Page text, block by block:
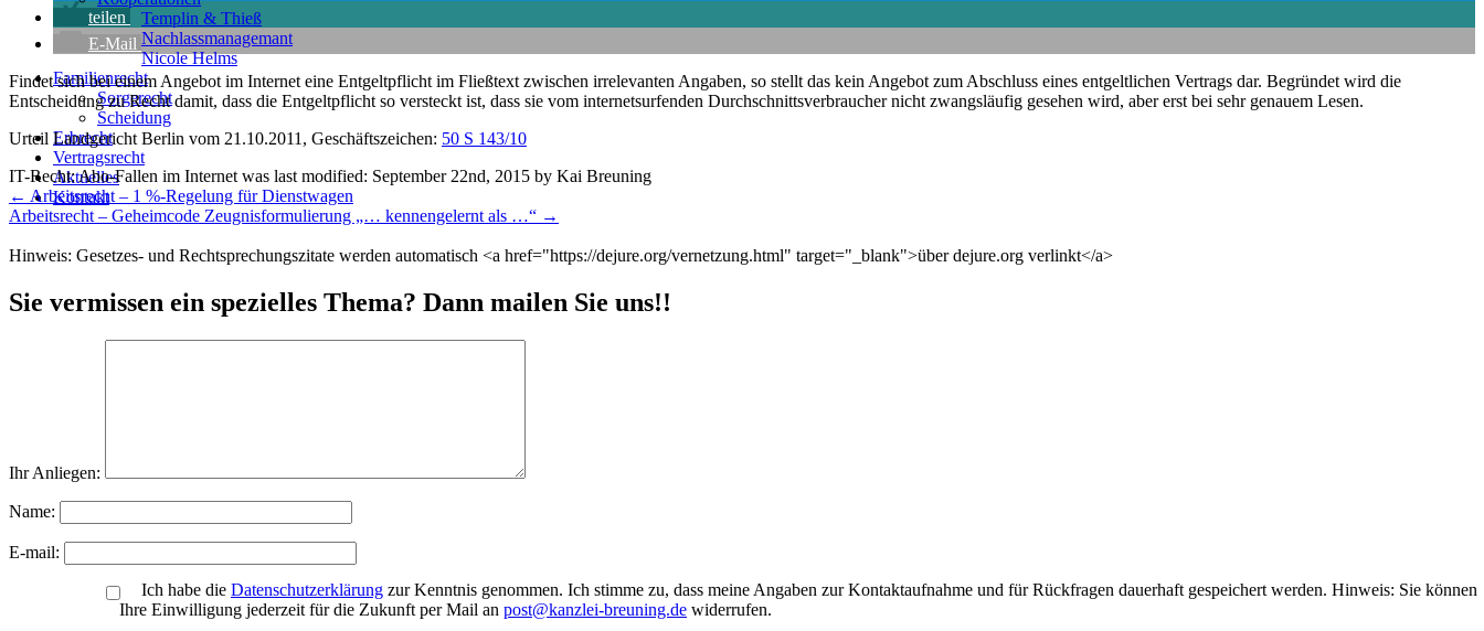
Templin & Thieß
Nachlassmanagemant
Nicole Helms
Familienrecht
Sorgerecht
Scheidung
Erbrecht
Vertragsrecht
Aktuelles
Kontakt
teilen
E-Mail
Findet sich bei einem Angebot im Internet eine Entgeltpflicht im Fließtext zwischen irrelevanten Angaben, so stellt das kein Angebot zum Abschluss eines entgeltlichen Vertrags dar. Begründet wird die
Entscheidung zu Recht damit, dass die Entgeltpflicht so versteckt ist, dass sie vom internetsurfenden Durchschnittsverbraucher nicht zwangsläufig gesehen wird, aber erst bei sehr genauem Lesen.
Urteil Landgericht Berlin vom 21.10.2011, Geschäftszeichen: 50 S 143/10
IT-Recht: Abo-Fallen im Internet was last modified: September 22nd, 2015 by Kai Breuning
Weitere
Meldungen
← Arbeitsrecht – 1 %-Regelung für Dienstwagen
Arbeitsrecht – Geheimcode Zeugnisformulierung „… kennengelernt als …“ →
Hinweis: Gesetzes- und Rechtsprechungszitate werden automatisch <a href="https://dejure.org/vernetzung.html" target="_blank">über dejure.org verlinkt</a>
Sie vermissen ein spezielles Thema? Dann mailen Sie uns!!
Ihr Anliegen:
Name:
E-mail:
Ich habe die Datenschutzerklärung zur Kenntnis genommen. Ich stimme zu, dass meine Angaben zur Kontaktaufnahme und für Rückfragen dauerhaft gespeichert werden. Hinweis: Sie können
Ihre Einwilligung jederzeit für die Zukunft per Mail an post@kanzlei-breuning.de widerrufen.